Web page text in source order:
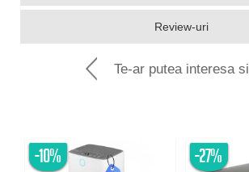
Review-uri
Te-ar putea interesa si
-10% -27%